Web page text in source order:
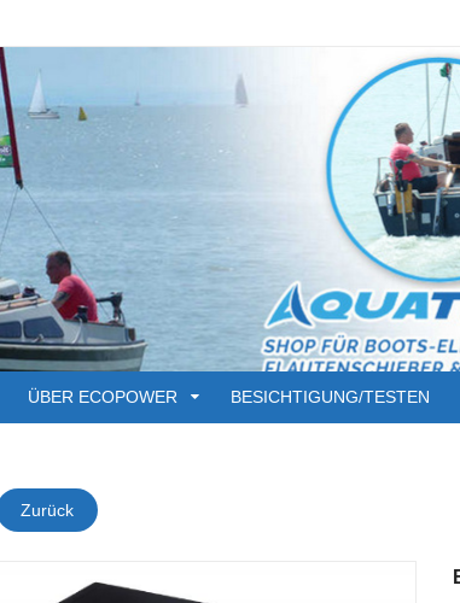
ÜBER ECOPOWER BESICHTIGUNG/TESTEN
Zurück